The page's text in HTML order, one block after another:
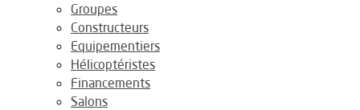
Groupes
Constructeurs
Equipementiers
Hélicoptéristes
Financements
Salons